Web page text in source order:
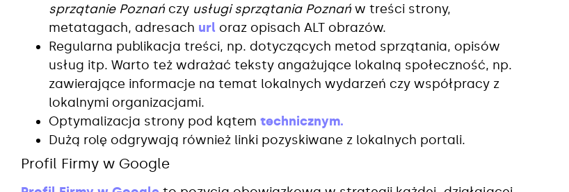
sprzątanie Poznań czy usługi sprzątania Poznań w treści strony,
metatagach, adresach url oraz opisach ALT obrazów.
Regularna publikacja treści, np. dotyczących metod sprzątania, opisów
usług itp. Warto też wdrażać teksty angażujące lokalną społeczność, np.
zawierające informacje na temat lokalnych wydarzeń czy współpracy z
lokalnymi organizacjami.
Optymalizacja strony pod kątem technicznym.
Dużą rolę odgrywają również linki pozyskiwane z lokalnych portali.
Profil Firmy w Google